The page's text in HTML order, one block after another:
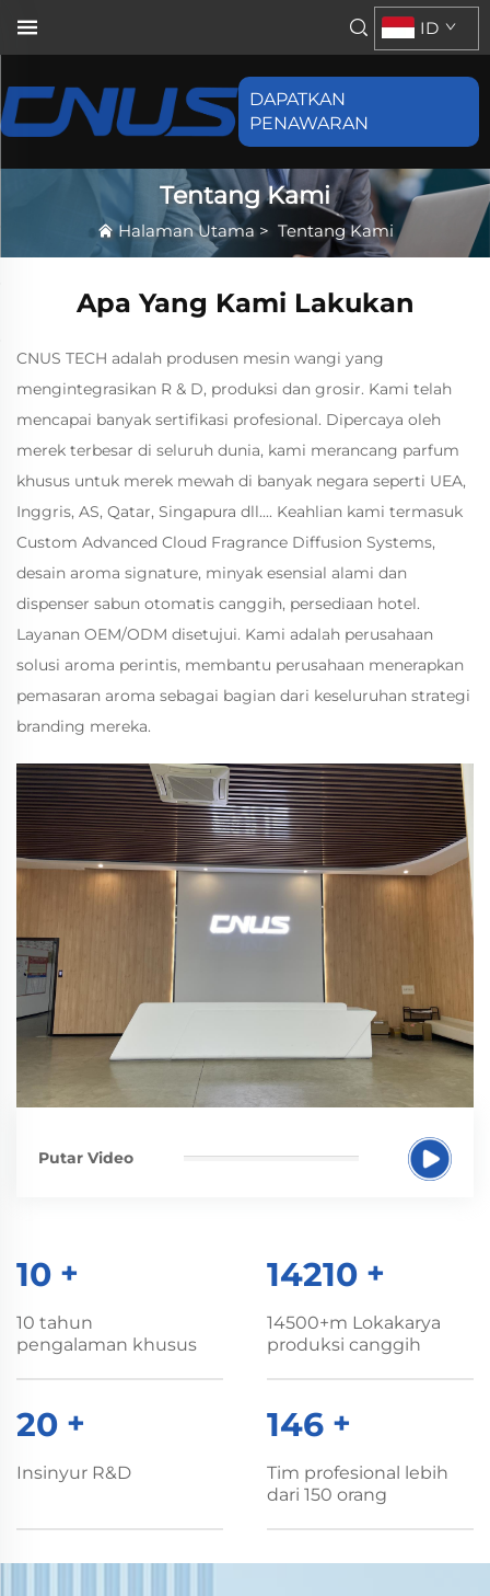
DAPATKAN
PENAWARAN
ID
Tentang Kami
Halaman Utama > Tentang Kami
Apa Yang Kami Lakukan
CNUS TECH adalah produsen mesin wangi yang
mengintegrasikan R & D, produksi dan grosir. Kami telah
mencapai banyak sertifikasi profesional. Dipercaya oleh
merek terbesar di seluruh dunia, kami merancang parfum
khusus untuk merek mewah di banyak negara seperti UEA,
Inggris, AS, Qatar, Singapura dll.... Keahlian kami termasuk
Custom Advanced Cloud Fragrance Diffusion Systems,
desain aroma signature, minyak esensial alami dan
dispenser sabun otomatis canggih, persediaan hotel.
Layanan OEM/ODM disetujui. Kami adalah perusahaan
solusi aroma perintis, membantu perusahaan menerapkan
pemasaran aroma sebagai bagian dari keseluruhan strategi
branding mereka.
Putar Video
10 +
10 tahun
pengalaman khusus
14500 +
14500+m Lokakarya
produksi canggih
20 +
Insinyur R&D
150 +
Tim profesional lebih
dari 150 orang